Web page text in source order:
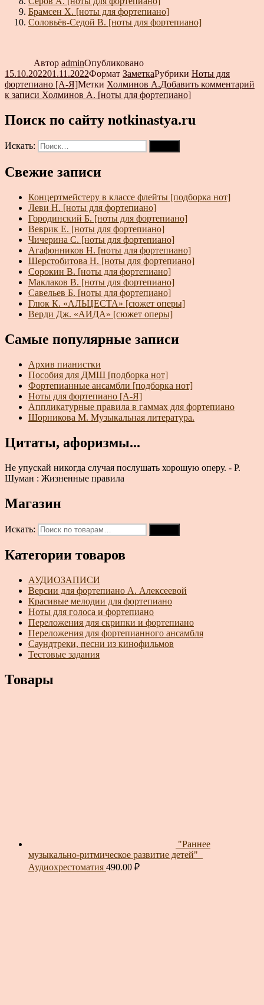
Брамсен Х. [ноты для фортепиано]
Соловьёв-Седой В. [ноты для фортепиано]
Автор adminОпубликовано
15.10.202201.11.2022Формат ЗаметкаРубрики Ноты для
фортепиано [А-Я]Метки Холминов А.Добавить комментарий
к записи Холминов А. [ноты для фортепиано]
Поиск по сайту notkinastya.ru
Искать:
Свежие записи
Концертмейстеру в классе флейты [подборка нот]
Леви Н. [ноты для фортепиано]
Городинский Б. [ноты для фортепиано]
Веврик Е. [ноты для фортепиано]
Чичерина С. [ноты для фортепиано]
Агафонников Н. [ноты для фортепиано]
Шерстобитова Н. [ноты для фортепиано]
Сорокин В. [ноты для фортепиано]
Маклаков В. [ноты для фортепиано]
Савельев Б. [ноты для фортепиано]
Глюк К. «АЛЬЦЕСТА» [сюжет оперы]
Верди Дж. «АИДА» [сюжет оперы]
Самые популярные записи
Архив пианистки
Пособия для ДМШ [подборка нот]
Фортепианные ансамбли [подборка нот]
Ноты для фортепиано [А-Я]
Аппликатурные правила в гаммах для фортепиано
Шорникова М. Музыкальная литература.
Цитаты, афоризмы...
Не упускай никогда случая послушать хорошую оперу. - Р.
Шуман : Жизненные правила
Магазин
Искать:
Категории товаров
АУДИОЗАПИСИ
Версии для фортепиано А. Алексеевой
Красивые мелодии для фортепиано
Ноты для голоса и фортепиано
Переложения для скрипки и фортепиано
Переложения для фортепианного ансамбля
Саундтреки, песни из кинофильмов
Тестовые задания
Товары
"Раннее
музыкально-ритмическое развитие детей"_
Аудиохрестоматия 490.00 ₽